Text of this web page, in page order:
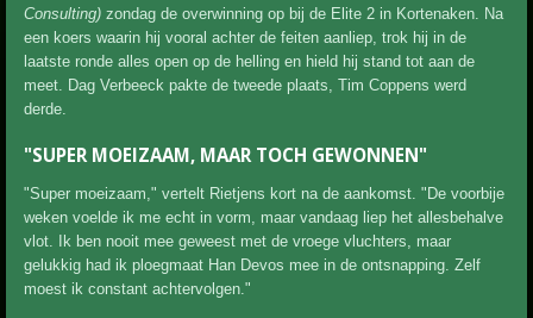
Consulting) zondag de overwinning op bij de Elite 2 in Kortenaken. Na
een koers waarin hij vooral achter de feiten aanliep, trok hij in de
laatste ronde alles open op de helling en hield hij stand tot aan de
meet. Dag Verbeeck pakte de tweede plaats, Tim Coppens werd
derde.
"SUPER MOEIZAAM, MAAR TOCH GEWONNEN"
"Super moeizaam," vertelt Rietjens kort na de aankomst. "De voorbije
weken voelde ik me echt in vorm, maar vandaag liep het allesbehalve
vlot. Ik ben nooit mee geweest met de vroege vluchters, maar
gelukkig had ik ploegmaat Han Devos mee in de ontsnapping. Zelf
moest ik constant achtervolgen."